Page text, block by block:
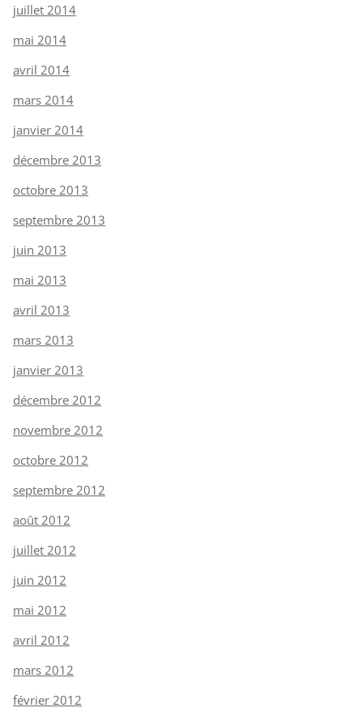
juillet 2014
mai 2014
avril 2014
mars 2014
janvier 2014
décembre 2013
octobre 2013
septembre 2013
juin 2013
mai 2013
avril 2013
mars 2013
janvier 2013
décembre 2012
novembre 2012
octobre 2012
septembre 2012
août 2012
juillet 2012
juin 2012
mai 2012
avril 2012
mars 2012
février 2012